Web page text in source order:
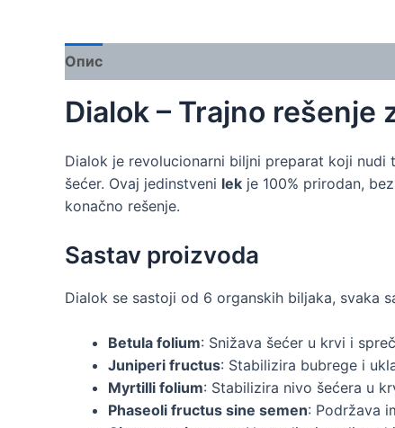
Опис
Dialok – Trajno rešenje
Dialok je revolucionarni biljni preparat koji
šećer. Ovaj jedinstveni lek je 100% prirodan,
konačno rešenje.
Sastav proizvoda
Dialok se sastoji od 6 organskih biljaka, svaka
Betula folium: Snižava šećer u krvi i
Juniperi fructus: Stabilizira bubrege i
Myrtilli folium: Stabilizira nivo šećera u
Phaseoli fructus sine semen: Podržava